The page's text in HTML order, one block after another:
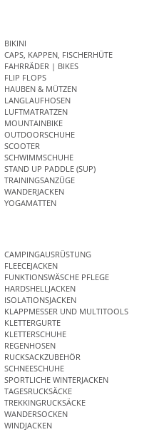
BIKINI
CAPS, KAPPEN, FISCHERHÜTE
FAHRRÄDER | BIKES
FLIP FLOPS
HAUBEN & MÜTZEN
LANGLAUFHOSEN
LUFTMATRATZEN
MOUNTAINBIKE
OUTDOORSCHUHE
SCOOTER
SCHWIMMSCHUHE
STAND UP PADDLE (SUP)
TRAININGSANZÜGE
WANDERJACKEN
YOGAMATTEN
CAMPINGAUSRÜSTUNG
FLEECEJACKEN
FUNKTIONSWÄSCHE PFLEGE
HARDSHELLJACKEN
ISOLATIONSJACKEN
KLAPPMESSER UND MULTITOOLS
KLETTERGURTE
KLETTERSCHUHE
REGENHOSEN
RUCKSACKZUBEHÖR
SCHNEESCHUHE
SPORTLICHE WINTERJACKEN
TAGESRUCKSÄCKE
TREKKINGRUCKSÄCKE
WANDERSOCKEN
WINDJACKEN